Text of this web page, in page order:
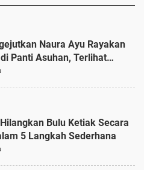
Naura Ayu Rayakan
Panti Asuhan, Terlihat
Kaftan Cokelat
Bulu Ketiak Secara
5 Langkah Sederhana